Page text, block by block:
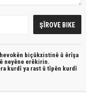
biçûkxistinê û êrîşa
neyêne erêkirin.
kurdî ya rast û tîpên kurdî